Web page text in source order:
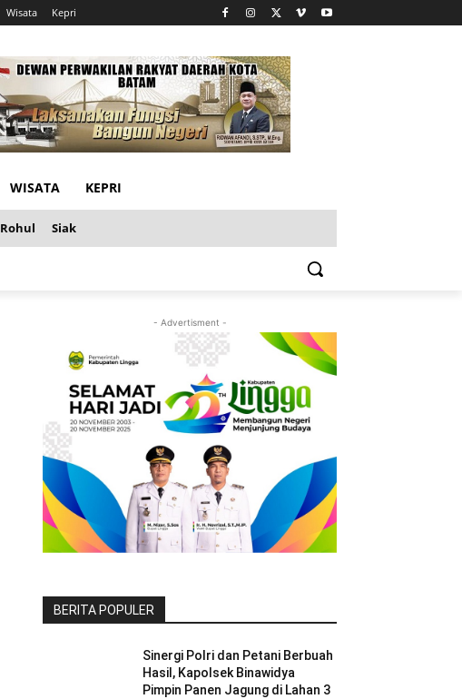
Wisata Kepri
WISATA KEPRI
Rohul Siak
- Advertisment -
BERITA POPULER
Sinergi Polri dan Petani Berbuah
Hasil, Kapolsek Binawidya
Pimpin Panen Jagung di Lahan 3